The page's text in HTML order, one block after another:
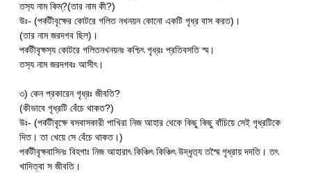
তস‍্য নাম কিম্?(তার নাম কী?)
উঃ- (পর্কটীবৃক্ষের কোটরে গলিত নখনয়ন কোনো একটি গৃধ্র বাস করত)।
(তার নাম জরদগব ছিল)।
পর্কটীবৃক্ষস‍্য কোটরে গলিতনখনয়নঃ কশ্চিৎ গৃধ্রঃ প্রতিবসতি স্ম।
তস‍্য নাম জরদগবঃ আসীৎ।
৩) কেন প্রকারেন গৃধ্রঃ জীবতি?
(কীভাবে গৃধ্রটি বেঁচে থাকত?)
উঃ- (পর্কটীবৃক্ষে বসবাসকারী পাখিরা নিজ আহার থেকে কিছু কিছু বাঁচিয়ে সেই গৃধ্রটিকে
দিত। তা খেয়ে সে বেঁচে থাকত।)
পর্কটীবৃক্ষবাসিনঃ বিহগাঃ নিজ আহারাৎ কিঞ্চিৎ কিঞ্চিৎ উদ্ধৃত‍্য তস্মৈ গৃধ্রায় দদতি। ত‍ৎ
খাদিত্বা স জীবতি।